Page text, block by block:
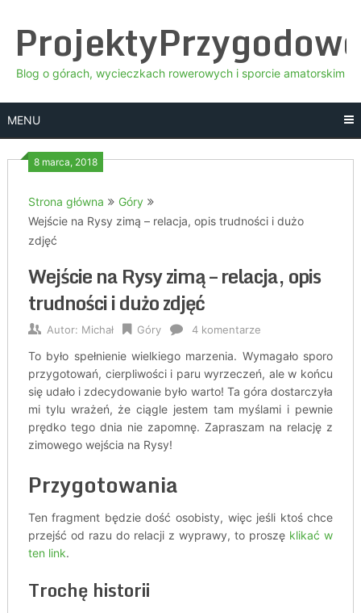
content
Blog o górach, wycieczkach rowerowych i sporcie amatorskim
MENU
8 marca, 2018
Strona główna
Góry
Wejście na Rysy zimą – relacja, opis trudności i dużo
zdjęć
Wejście na Rysy zimą – relacja, opis
trudności i dużo zdjęć
Autor: Michał Góry 4 komentarze
To było spełnienie wielkiego marzenia. Wymagało sporo
przygotowań, cierpliwości i paru wyrzeczeń, ale w końcu
się udało i zdecydowanie było warto! Ta góra dostarczyła
mi tylu wrażeń, że ciągle jestem tam myślami i pewnie
prędko tego dnia nie zapomnę. Zapraszam na relację z
zimowego wejścia na Rysy!
Przygotowania
Ten fragment będzie dość osobisty, więc jeśli ktoś chce
przejść od razu do relacji z wyprawy, to proszę klikać w
ten link.
Trochę historii